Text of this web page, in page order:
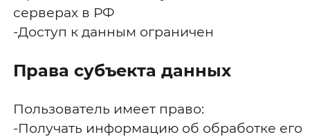
серверах в РФ
-Доступ к данным ограничен
Права субъекта данных
Пользователь имеет право:
-Получать информацию об обработке его